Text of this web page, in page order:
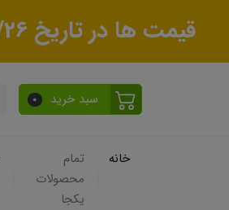
قیمت ها در تاریخ 1405/01/26 بروزرسانی شده قبل از ثبت سفارش با پشتیبانی شرکت تماس بگیرید
سبد خرید 0
خانه
تمام
محصولات
یکجا